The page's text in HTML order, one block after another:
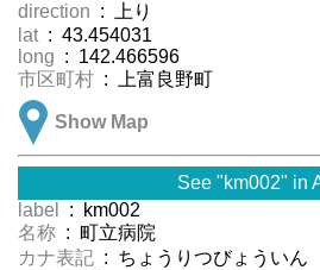
direction : 上り
lat : 43.454031
long : 142.466596
市区町村 : 上富良野町
Show Map
See "km002" in
label
: km002
名称 : 町立病院
カナ表記 : ちょうりつびょういん